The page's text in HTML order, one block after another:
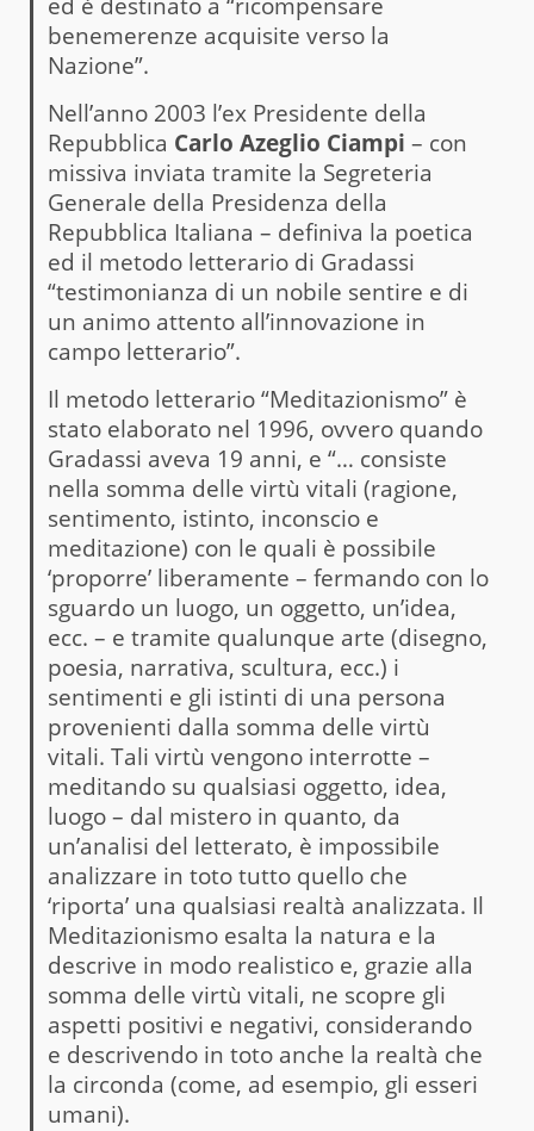
benemerenze acquisite verso la
Nazione”.
Nell’anno 2003 l’ex Presidente della
Repubblica Carlo Azeglio Ciampi – con
missiva inviata tramite la Segreteria
Generale della Presidenza della
Repubblica Italiana – definiva la poetica
ed il metodo letterario di Gradassi
“testimonianza di un nobile sentire e di
un animo attento all’innovazione in
campo letterario”.
Il metodo letterario “Meditazionismo” è
stato elaborato nel 1996, ovvero quando
Gradassi aveva 19 anni, e “… consiste
nella somma delle virtù vitali (ragione,
sentimento, istinto, inconscio e
meditazione) con le quali è possibile
‘proporre’ liberamente – fermando con lo
sguardo un luogo, un oggetto, un’idea,
ecc. – e tramite qualunque arte (disegno,
poesia, narrativa, scultura, ecc.) i
sentimenti e gli istinti di una persona
provenienti dalla somma delle virtù
vitali. Tali virtù vengono interrotte –
meditando su qualsiasi oggetto, idea,
luogo – dal mistero in quanto, da
un’analisi del letterato, è impossibile
analizzare in toto tutto quello che
‘riporta’ una qualsiasi realtà analizzata. Il
Meditazionismo esalta la natura e la
descrive in modo realistico e, grazie alla
somma delle virtù vitali, ne scopre gli
aspetti positivi e negativi, considerando
e descrivendo in toto anche la realtà che
la circonda (come, ad esempio, gli esseri
umani).